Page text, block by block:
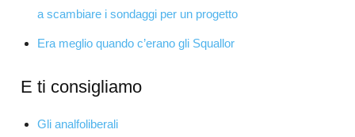
a scambiare i sondaggi per un progetto
Era meglio quando c’erano gli Squallor
E ti consigliamo
Gli analfoliberali